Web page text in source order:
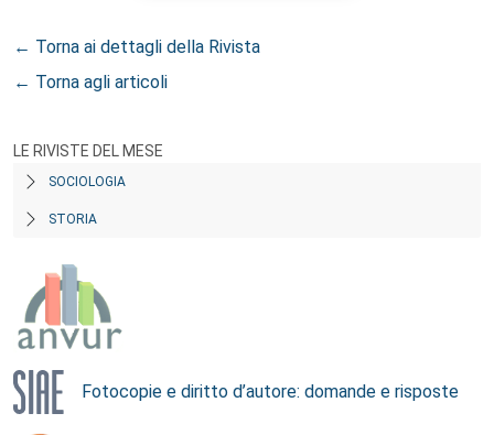
← Torna ai dettagli della Rivista
← Torna agli articoli
LE RIVISTE DEL MESE
SOCIOLOGIA
STORIA
Fotocopie e diritto d’autore: domande e risposte